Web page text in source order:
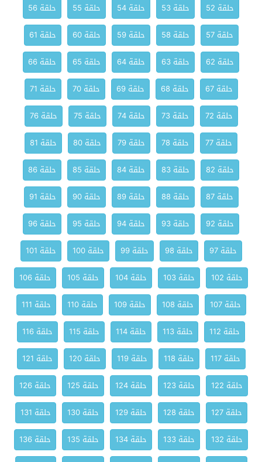
حلقة 52
حلقة 53 حلقة 54 حلقة 55
حلقة 56
حلقة 57
حلقة 58 حلقة 59 حلقة 60
حلقة 61
حلقة 62
حلقة 63 حلقة 64 حلقة 65
حلقة 66
حلقة 67
حلقة 68 حلقة 69 حلقة 70
حلقة 71
حلقة 72
حلقة 73 حلقة 74 حلقة 75
حلقة 76
حلقة 77
حلقة 78 حلقة 79 حلقة 80
حلقة 81
حلقة 82
حلقة 83 حلقة 84 حلقة 85
حلقة 86
حلقة 87
حلقة 88 حلقة 89 حلقة 90
حلقة 91
حلقة 92
حلقة 93 حلقة 94 حلقة 95
حلقة 96
حلقة 97
حلقة 98 حلقة 99 حلقة 100
حلقة 101
حلقة 102
حلقة 103 حلقة 104 حلقة 105
حلقة 106
حلقة 107
حلقة 108 حلقة 109 حلقة 110
حلقة 111
حلقة 112
حلقة 113 حلقة 114 حلقة 115
حلقة 116
حلقة 117
حلقة 118 حلقة 119 حلقة 120
حلقة 121
حلقة 122
حلقة 123 حلقة 124 حلقة 125
حلقة 126
حلقة 127
حلقة 128 حلقة 129 حلقة 130
حلقة 131
حلقة 132
حلقة 133 حلقة 134 حلقة 135
حلقة 136